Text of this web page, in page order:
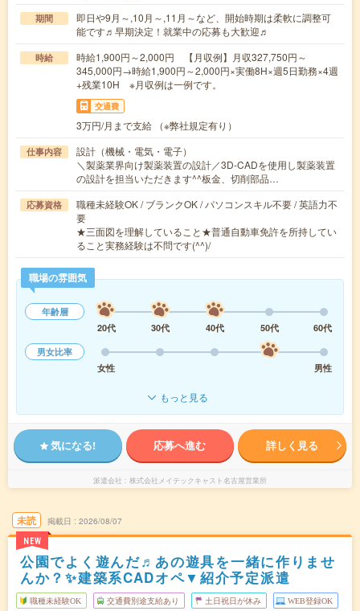
期間
即日や9月～,10月～,11月～など、開始時期は柔軟に調整可
能です♬早期決定！就業中の応募も大歓迎♬
時給
時給1,900円～2,000円 【月収例】月収327,750円～
345,000円→時給1,900円～2,000円×実働8H×週5日勤務×4週
+残業10H ※月収例は一例です。
交通費
3万円/月まで支給 （※弊社規定有り）
仕事内容
設計（機械・電気・電子）
＼製薬業界向け製薬装置の設計／3D-CADを使用し製薬装置
の設計を担当いただきます^^板金、切削部品…
応募資格
職種未経験OK / ブランクOK / パソコンスキル不要 / 英語力不
要
★三面図を理解していること★普通自動車免許を所持してい
ること実務経験は不問です(^^)/
職場の雰囲気
年齢層
20代
30代 40代 50代
60代
男女比率
女性
男性
もっと見る
気になる! 応募へ進む 詳しく見る
派遣会社 株式会社メイテックキャスト名古屋営業所
未読
NEW
掲載日 2026/08/07
公園でよく遊んだ♬あの遊具を一緒に作りませ
んか？✨建築系CADオペ▼紹介予定派遣
職種未経験OK 交通費別途支給あり 土日祝日が休み WEB登録OK